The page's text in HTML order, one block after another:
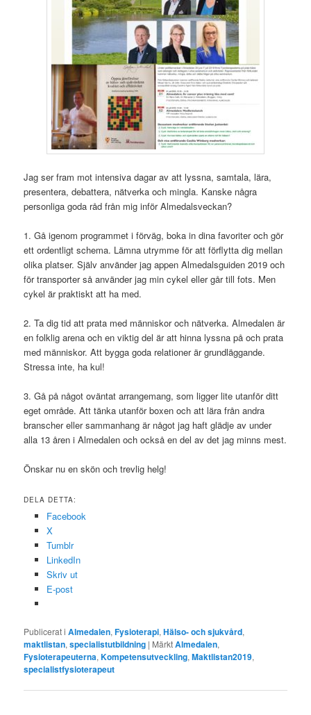
Jag ser fram mot intensiva dagar av att lyssna, samtala, lära,
presentera, debattera, nätverka och mingla. Kanske några
personliga goda råd från mig inför Almedalsveckan?
1. Gå igenom programmet i förväg, boka in dina favoriter och gör
ett ordentligt schema. Lämna utrymme för att förflytta dig mellan
olika platser. Själv använder jag appen Almedalsguiden 2019 och
för transporter så använder jag min cykel eller går till fots. Men
cykel är praktiskt att ha med.
2. Ta dig tid att prata med människor och nätverka. Almedalen är
en folklig arena och en viktig del är att hinna lyssna på och prata
med människor. Att bygga goda relationer är grundläggande.
Stressa inte, ha kul!
3. Gå på något oväntat arrangemang, som ligger lite utanför ditt
eget område. Att tänka utanför boxen och att lära från andra
branscher eller sammanhang är något jag haft glädje av under
alla 13 åren i Almedalen och också en del av det jag minns mest.
Önskar nu en skön och trevlig helg!
DELA DETTA:
Facebook
X
Tumblr
LinkedIn
Skriv ut
E-post
Publicerat i Almedalen,Fysioterapi,Hälso- och sjukvård,
maktlistan,specialistutbildning | MärktAlmedalen,
Fysioterapeuterna,Kompetensutveckling,Maktlistan2019,
specialistfysioterapeut